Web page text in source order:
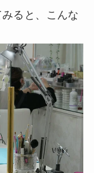
ると、こんな